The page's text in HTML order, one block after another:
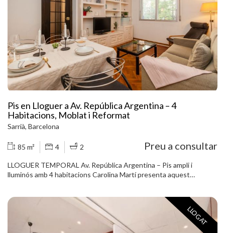
Pis en Lloguer a Av. República Argentina – 4
Habitacions, Moblat i Reformat
Sarrià, Barcelona
85 m² 4 2 Preu a consultar
LLOGUER TEMPORAL Av. República Argentina – Pis ampli i
lluminós amb 4 habitacions Carolina Martí presenta aquest
disposa de quatre habitacions: tres dobles i una individual. Compte
amb dos banys complets reformats, una cuina office independent i
un ampli saló-menjador, perfecte per gaudir del dia a dia ambLLOGAT